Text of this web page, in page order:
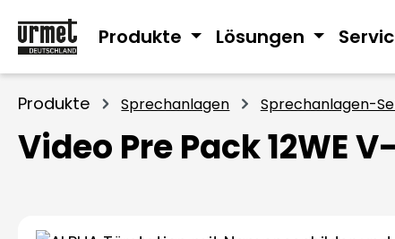
Hauptinhalt springen
Zur Suche springen
Zur Hauptnavigation springen
Produkte Lösungen
Produkte Sprechanlagen Sprechanlagen-
Video Pre Pack 12WE
Bildergalerie überspringen